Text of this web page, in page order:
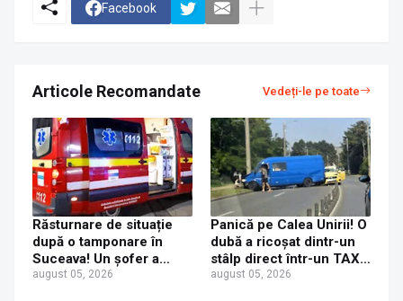
Facebook
Articole Recomandate Vedeți-le pe toate
Răsturnare de situație
după o tamponare în
Suceava! Un șofer a
ajuns la Urgențe la 24 de
august 05, 2026
Panică pe Calea Unirii! O
dubă a ricoșat dintr-un
stâlp direct într-un TAXI.
O mamă și fetița ei de 6
august 05, 2026